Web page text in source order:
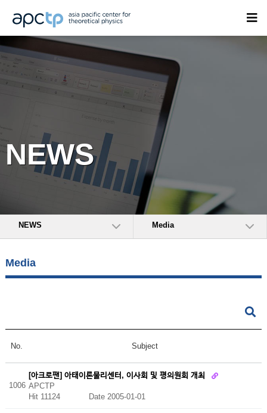
NEWS
NEWS Media
Media
No. Subject
1006
[아크로팬] 아태이론물리센터, 이사회 및 평의원회 개최
APCTP
Hit 11124
Date 2005-01-01